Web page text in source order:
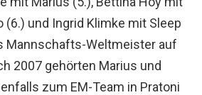
(6.) und Ingrid Klimke mit Sleep
Mannschafts-Weltmeister auf
2007 gehörten Marius und
zum EM-Team in Pratoni